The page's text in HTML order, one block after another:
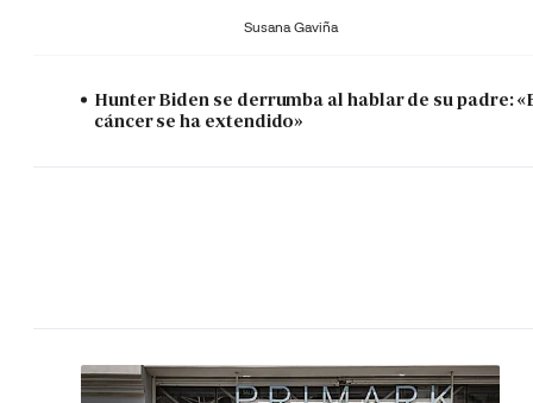
Susana Gaviña
Hunter Biden se derrumba al hablar de su padre:
cáncer se ha extendido»